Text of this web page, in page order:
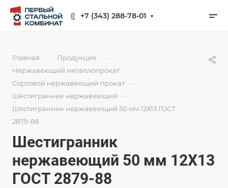
+7 (343) 288-78-01
Главная — Продукция —
Нержавеющий металлопрокат —
Сортовой нержавеющий прокат —
Шестигранник нержавеющий —
Шестигранник нержавеющий 50 мм 12Х13 ГОСТ
2879-88
Шестигранник
нержавеющий 50 мм 12Х13
ГОСТ 2879-88